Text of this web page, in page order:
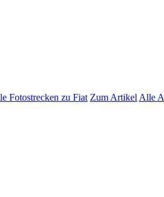
Fotostrecken zu Fiat Zum Artikel Alle